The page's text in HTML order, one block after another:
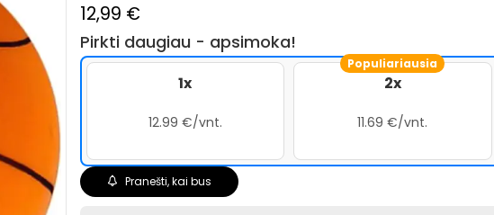
12,99 €
Pirkti daugiau - apsimoka!
1x
12.99 €/vnt.
2x
11.69 €/vnt.
Populiariausia
Pranešti, kai bus